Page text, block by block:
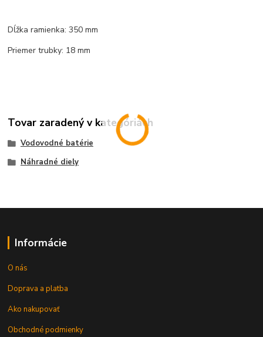
Dĺžka ramienka: 350 mm
Priemer trubky: 18 mm
Tovar zaradený v kategóriách
Vodovodné batérie
Náhradné diely
Informácie
O nás
Doprava a platba
Ako nakupovať
Obchodné podmienky